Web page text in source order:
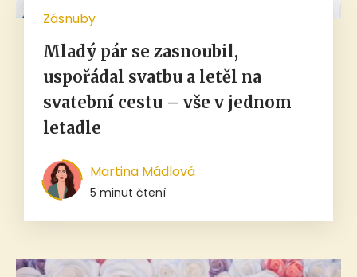
Zásnuby
Mladý pár se zasnoubil,
uspořádal svatbu a letěl na
svatební cestu – vše v jednom
letadle
Martina Mádlová
5 minut čtení